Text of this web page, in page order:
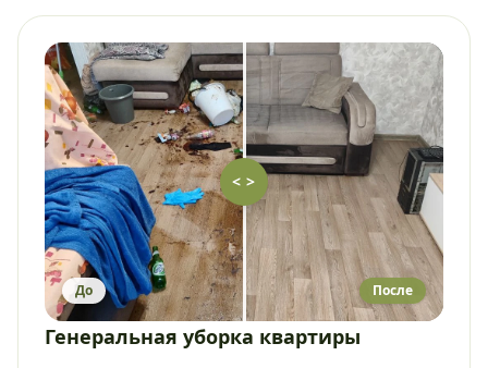
< >
До После
Генеральная уборка квартиры